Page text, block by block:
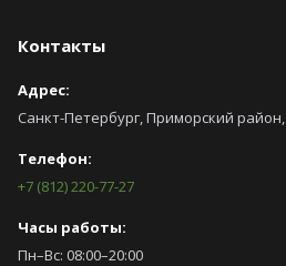
Контакты
Адрес:
Санкт-Петербург, Приморский район,
Телефон:
+7 (812) 220-77-27
Часы работы:
Пн–Вс: 08:00–20:00